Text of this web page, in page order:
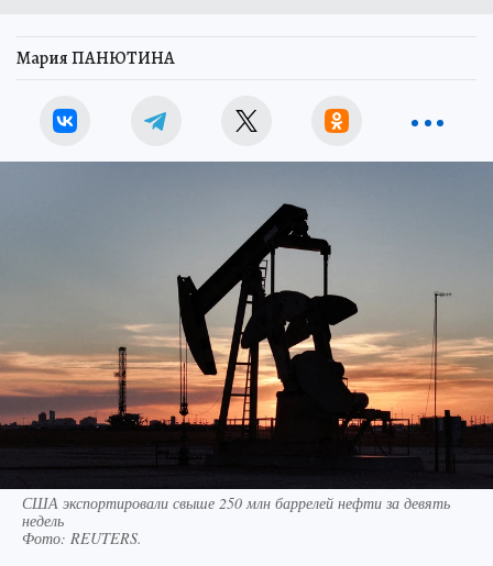
Мария ПАНЮТИНА
США экспортировали свыше 250 млн баррелей нефти за девять
недель
Фото: REUTERS.